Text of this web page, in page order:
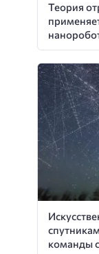
Теория
команды